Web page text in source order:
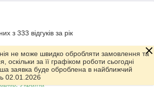
з 333 відгуків за рік
10.00-17.00. Суббота - Воскресенье
Україна
не може швидко обробляти замовлення та
оскільки за її графіком роботи сьогодні
заявка буде оброблена в найближчий
02.01.2026